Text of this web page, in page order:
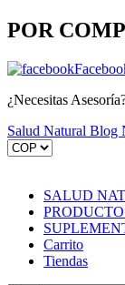
POR
¿Necesitas
Salud Natural Blog
SALUD
Carrito
Tiendas